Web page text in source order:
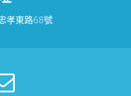
孝東路68號